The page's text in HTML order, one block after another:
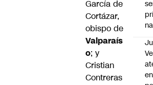
García de
Cortázar,
obispo de
Valparaís
o; y
Cristian
Contreras